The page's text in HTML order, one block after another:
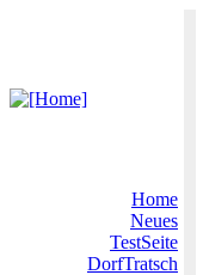
Home
Neues
TestSeite
DorfTratsch